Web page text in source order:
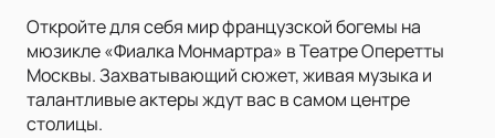
Откройте для себя мир французской богемы на
мюзикле «Фиалка Монмартра» в Театре Оперетты
Москвы. Захватывающий сюжет, живая музыка и
талантливые актеры ждут вас в самом центре
столицы.